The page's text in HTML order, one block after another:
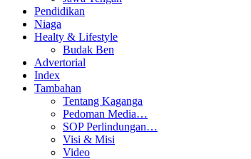
Pendidikan
Niaga
Healty & Lifestyle
Budak Ben
Advertorial
Index
Tambahan
Tentang Kaganga
Pedoman Media…
SOP Perlindungan…
Visi & Misi
Video